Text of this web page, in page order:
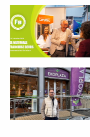
meer
Lees
meer